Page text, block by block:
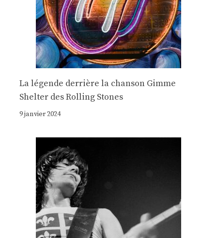
La légende derrière la chanson Gimme
Shelter des Rolling Stones
9 janvier 2024